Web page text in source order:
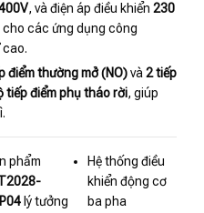
, và điện áp điều khiển 230
cho các ứng dụng công
cao.
điểm thường mở (NO)và2 tiếp
tiếp điểm phụ tháo rời, giúp
phẩm
lý tưởng
Hệ thống điều
khiển động cơ
ba pha